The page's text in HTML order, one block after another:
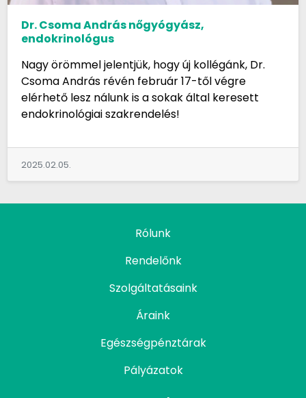
Dr. Csoma András nőgyógyász,
endokrinológus
Nagy örömmel jelentjük, hogy új kollégánk, Dr.
Csoma András révén február 17-től végre
elérhető lesz nálunk is a sokak által keresett
endokrinológiai szakrendelés!
2025.02.05.
Rólunk
Rendelőnk
Szolgáltatásaink
Áraink
Egészségpénztárak
Pályázatok